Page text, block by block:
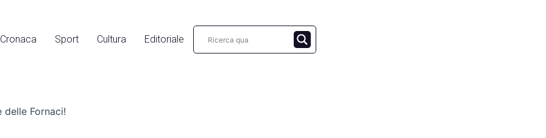
Cronaca Sport Cultura Editoriale